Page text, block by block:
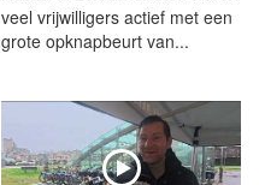
veel vrijwilligers actief met een
grote opknapbeurt van...